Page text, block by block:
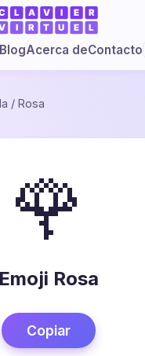
BlogAcerca deContacto
/ Rosa
🌹
Emoji Rosa
Copiar